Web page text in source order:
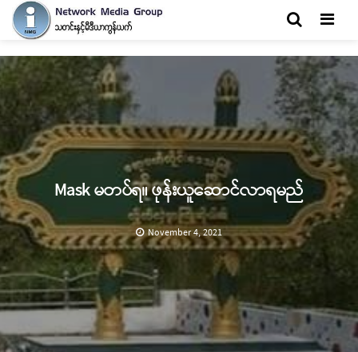
Mask မတပ်ရ။ ဖုန်းယူဆောင်လာရမည်
November 4, 2021